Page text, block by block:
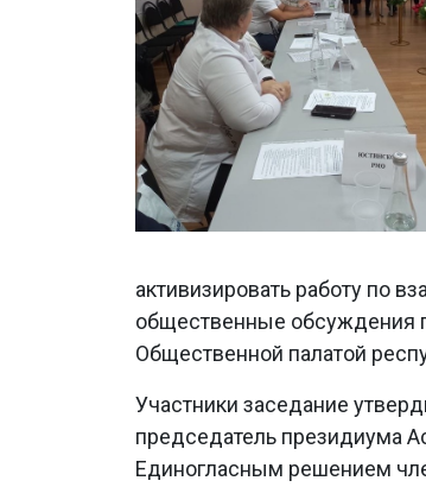
активизировать работу по
общественные обсуждения
Общественной палатой
Участники заседание
председатель президиума
Единогласным решением